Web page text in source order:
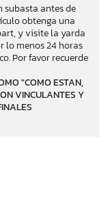
subasta antes de
obtenga una
y visite la yarda
lo menos 24 horas
Por favor recuerde
"COMO ESTAN,
VINCULANTES Y